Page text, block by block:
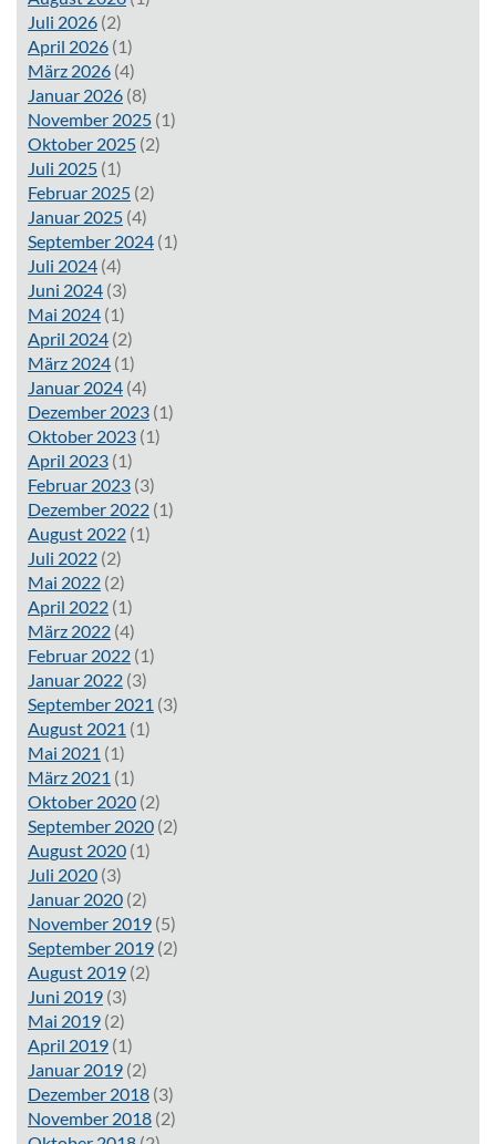
Juli 2026 (2)
April 2026 (1)
März 2026 (4)
Januar 2026 (8)
November 2025 (1)
Oktober 2025 (2)
Juli 2025 (1)
Februar 2025 (2)
Januar 2025 (4)
September 2024 (1)
Juli 2024 (4)
Juni 2024 (3)
Mai 2024 (1)
April 2024 (2)
März 2024 (1)
Januar 2024 (4)
Dezember 2023 (1)
Oktober 2023 (1)
April 2023 (1)
Februar 2023 (3)
Dezember 2022 (1)
August 2022 (1)
Juli 2022 (2)
Mai 2022 (2)
April 2022 (1)
März 2022 (4)
Februar 2022 (1)
Januar 2022 (3)
September 2021 (3)
August 2021 (1)
Mai 2021 (1)
März 2021 (1)
Oktober 2020 (2)
September 2020 (2)
August 2020 (1)
Juli 2020 (3)
Januar 2020 (2)
November 2019 (5)
September 2019 (2)
August 2019 (2)
Juni 2019 (3)
Mai 2019 (2)
April 2019 (1)
Januar 2019 (2)
Dezember 2018 (3)
November 2018 (2)